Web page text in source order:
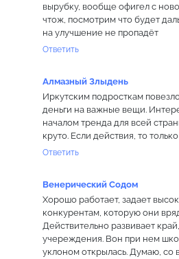
вырубку, вообще офигел с
чтож, посмотрим что будет
на улучшение не пропадёт
Ответить
Алмазный Злыдень
Иркутским подросткам
деньги на важные вещи.
началом тренда для всей
круто. Если действия, то
Ответить
Венерический Содом
Хорошо работает, задает
конкурентам, которую они
Действительно развивает
учереждения. Вон при нем
уклоном открылась. Думаю, со